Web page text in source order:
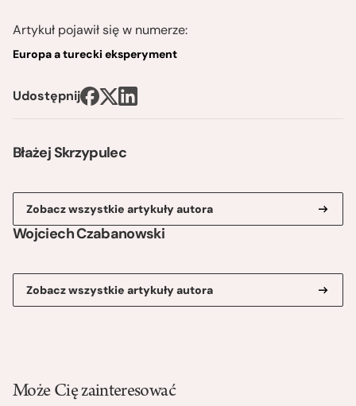
Błażej Skrzypulec
Zobacz wszystkie artykuły autora
Wojciech Czabanowski
Zobacz wszystkie artykuły autora
Artykuł pojawił się w numerze:
Europa a turecki eksperyment
Udostępnij
Może Cię zainteresować